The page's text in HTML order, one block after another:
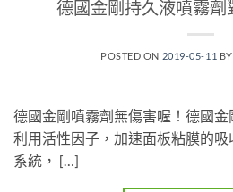
德國金剛持久液噴霧劑
POSTED ON 2019-05-11 BY
德國金剛噴霧劑無傷害喔！德國金
利用活性因子，加速面板粘膜的
系統， […]